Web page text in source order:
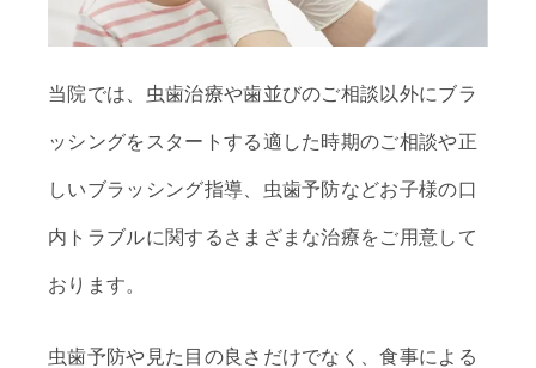
当院では、虫歯治療や歯並びのご相談以外にブラ
ッシングをスタートする適した時期のご相談や正
しいブラッシング指導、虫歯予防などお子様の口
内トラブルに関するさまざまな治療をご用意して
おります。
虫歯予防や見た目の良さだけでなく、食事による